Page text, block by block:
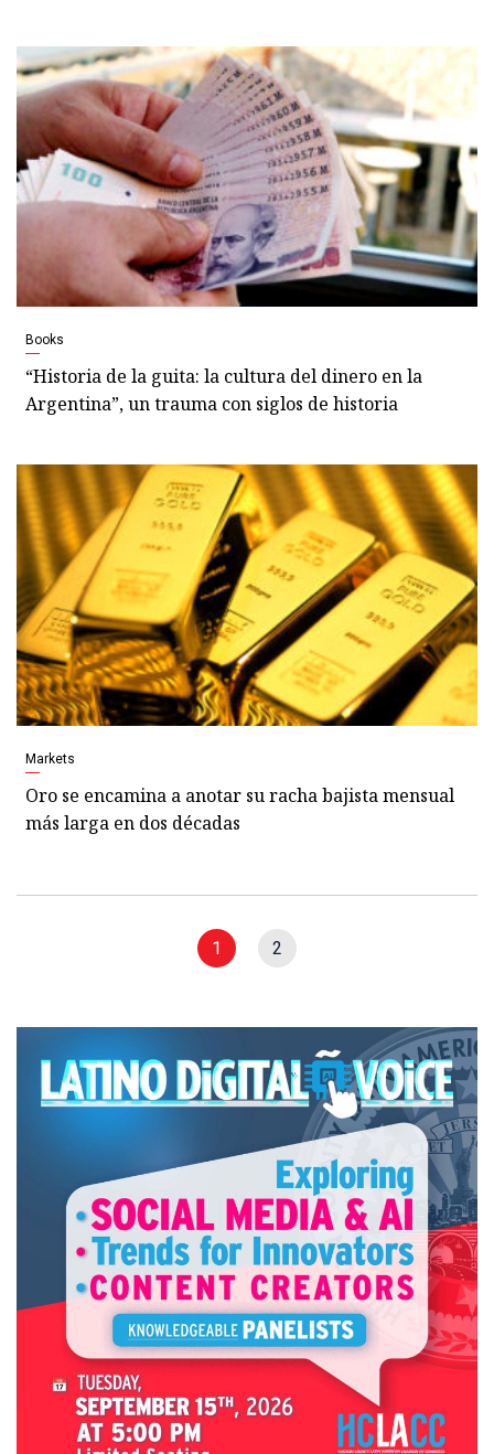
Books
“Historia de la guita: la cultura del dinero en la
Argentina”, un trauma con siglos de historia
Markets
Oro se encamina a anotar su racha bajista mensual
más larga en dos décadas
1 2